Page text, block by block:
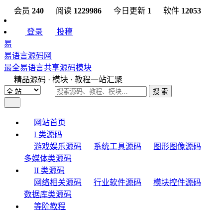
会员 240 阅读 1229986 今日更新 1 软件 12053
登录
投稿
易
易语言源码网
最全易语言共享源码模块
精品源码 · 模块 · 教程一站汇聚
搜 索
网站首页
I 类源码
游戏娱乐源码
系统工具源码
图形图像源码
多媒体类源码
II 类源码
网络相关源码
行业软件源码
模块控件源码
数据库类源码
等阶教程